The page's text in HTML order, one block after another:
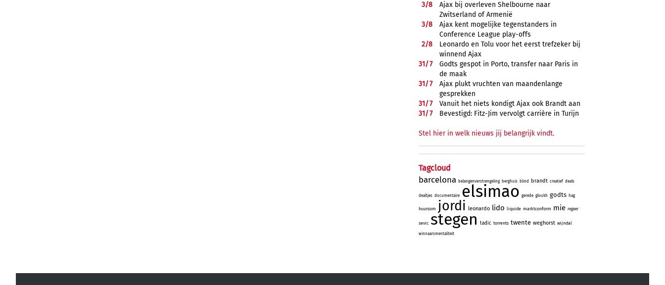
3/8
Ajax bij overleven Shelbourne naar
Zwitserland of Armenië
3/8
Ajax kent mogelijke tegenstanders in
Conference League play-offs
2/8
Leonardo en Tolu voor het eerst trefzeker bij
winnend Ajax
31/7
Godts gespot in Porto, transfer naar Paris in
de maak
31/7
Ajax plukt vruchten van maandenlange
gesprekken
31/7
Vanuit het niets kondigt Ajax ook Brandt aan
31/7 Bevestigd: Fitz-Jim vervolgt carrière in Turijn
Stel hier in welk nieuws jij belangrijk vindt.
Tagcloud
barcelona belangenverstrengeling berghuis blind brandt creatief deals
dealtjes documentaire elsimao gerede gloukh godts hag
huursom jordi leonardo lido liquide marktconform mie regeer
sevic stegen tadic torrents twente weghorst wijndal
winnaarsmentaliteit